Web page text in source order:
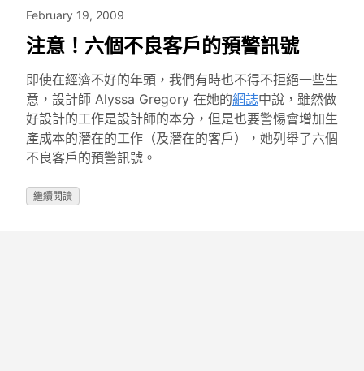
February 19, 2009
注意！六個不良客戶的預警訊號
即使在經濟不好的年頭，我們有時也不得不拒絕一些生
意，設計師 Alyssa Gregory 在她的網誌中說，雖然做
好設計的工作是設計師的本分，但是也要警惕會增加生
產成本的潛在的工作（及潛在的客戶），她列舉了六個
不良客戶的預警訊號。
繼續閱讀